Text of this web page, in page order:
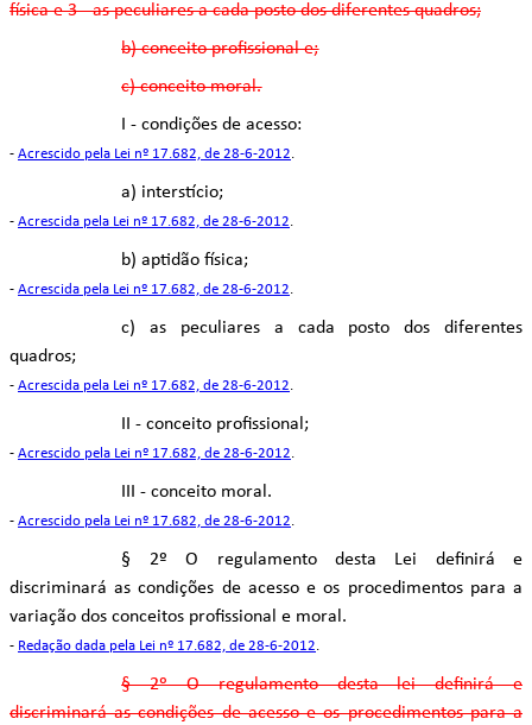
física e 3 - as peculiares a cada posto dos diferentes quadros;
b) conceito profissional e;
c) conceito moral.
I - condições de acesso:
- Acrescido pela Lei nº 17.682, de 28-6-2012.
a) interstício;
- Acrescida pela Lei nº 17.682, de 28-6-2012.
b) aptidão física;
- Acrescida pela Lei nº 17.682, de 28-6-2012.
c) as peculiares a cada posto dos diferentes
quadros;
- Acrescida pela Lei nº 17.682, de 28-6-2012.
II - conceito profissional;
- Acrescido pela Lei nº 17.682, de 28-6-2012.
III - conceito moral.
- Acrescido pela Lei nº 17.682, de 28-6-2012.
§ 2º O regulamento desta Lei definirá e
discriminará as condições de acesso e os procedimentos para a
variação dos conceitos profissional e moral.
- Redação dada pela Lei nº 17.682, de 28-6-2012.
§ 2º O regulamento desta lei definirá e
discriminará as condições de acesso e os procedimentos para a